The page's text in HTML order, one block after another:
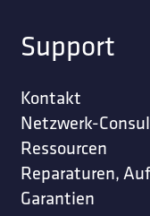
Support
Kontakt
Netzwerk-
Ressourcen
Reparaturen,
Garantien